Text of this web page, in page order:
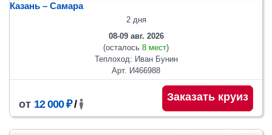
Казань – Самара
2 дня
08-09 авг. 2026
(осталось 8 мест)
Теплоход: Иван Бунин
Арт. И466988
от 12 000 ₽/
Заказать круиз